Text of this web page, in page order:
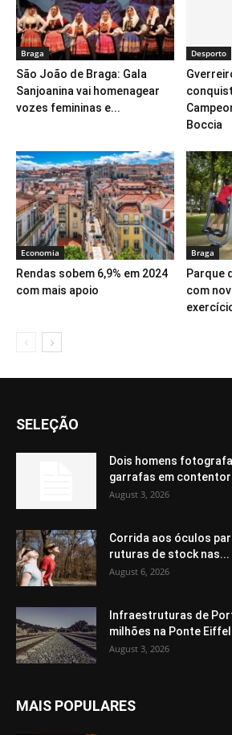
Braga
São João de Braga: Gala
Sanjoanina vai homenagear
vozes femininas e...
Desporto
Boccia
Economia
Rendas sobem 6,9% em 2024
com mais apoio
Braga
Parque
com
SELEÇÃO
Dois homens
garrafas em
August 3, 2026
Corrida aos óculos
ruturas de stock nas...
August 6, 2026
Infraestruturas de
milhões na Ponte
August 3, 2026
MAIS POPULARES